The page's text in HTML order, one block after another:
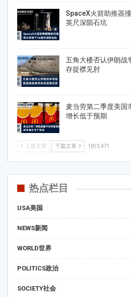
SpaceX火箭助推器
英尺深陨石坑
五角大楼否认伊朗战
存捉襟见肘
麦当劳第二季度美国
增长低于预期
上篇文章 下篇文章 1的3,471
热点栏目
USA美国
NEWS新闻
WORLD世界
POLITICS政治
SOCIETY社会